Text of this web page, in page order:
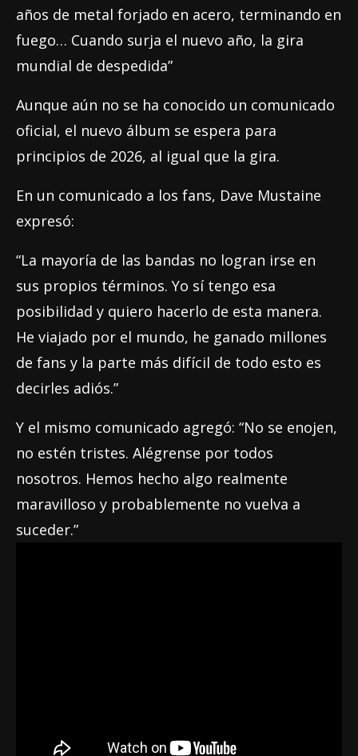
años de metal forjado en acero, terminando en
fuego… Cuando surja el nuevo año, la gira
mundial de despedida”
Aunque aún no se ha conocido un comunicado
oficial, el nuevo álbum se espera para
principios de 2026, al igual que la gira.
En un comunicado a los fans, Dave Mustaine
expresó:
“La mayoría de las bandas no logran irse en
sus propios términos. Yo sí tengo esa
posibilidad y quiero hacerlo de esta manera.
He viajado por el mundo, he ganado millones
de fans y la parte más difícil de todo esto es
decirles adiós.”
Y el mismo comunicado agregó: “No se enojen,
no estén tristes. Alégrense por todos
nosotros. Hemos hecho algo realmente
maravilloso y probablemente no vuelva a
suceder.”